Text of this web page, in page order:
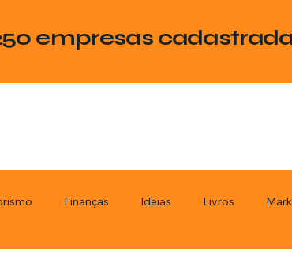
empresas
Finanças Ideias Livros